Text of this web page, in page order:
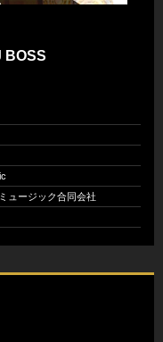
BOSS
ュージック合同会社